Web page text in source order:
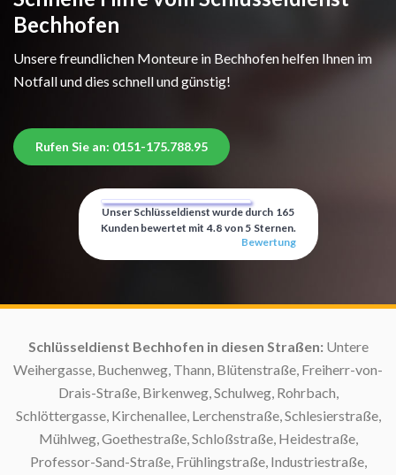
Bechhofen
Unsere freundlichen Monteure in Bechhofen helfen Ihnen im
Notfall und dies schnell und günstig!
Rufen Sie an: 0151-175.788.95
Unser Schlüsseldienst wurde durch 165
Kunden bewertet mit 4.8 von 5 Sternen.
Bewertung
Schlüsseldienst Bechhofen in diesen Straßen:Untere
Weihergasse, Buchenweg, Thann, Blütenstraße, Freiherr-von-
Drais-Straße, Birkenweg, Schulweg, Rohrbach,
Schlöttergasse, Kirchenallee, Lerchenstraße, Schlesierstraße,
Mühlweg, Goethestraße, Schloßstraße, Heidestraße,
Professor-Sand-Straße, Frühlingstraße, Industriestraße,